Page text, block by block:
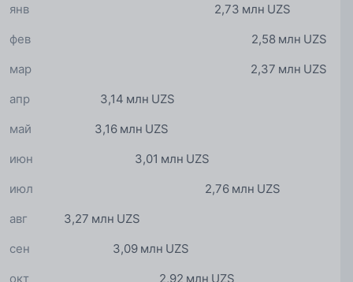
2,73 млн UZS
янв
2,58 млн UZS
фев
2,37 млн UZS
мар
3,14 млн UZS
апр
3,16 млн UZS
май
3,01 млн UZS
июн
2,76 млн UZS
июл
3,27 млн UZS
авг
3,09 млн UZS
сен
2,92 млн UZS
окт